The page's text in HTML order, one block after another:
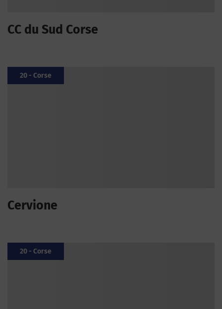
CC du Sud Corse
20 - Corse
Cervione
20 - Corse